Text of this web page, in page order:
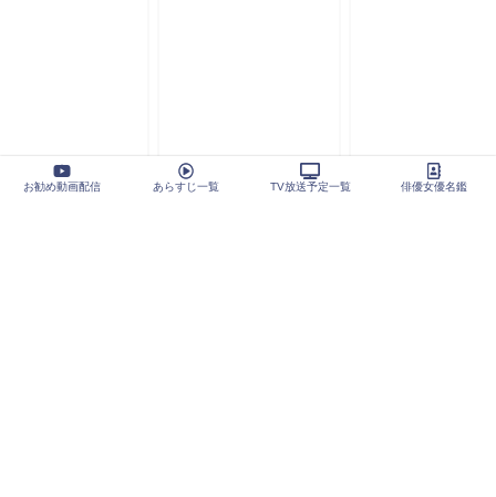
お勧め動画配信 あらすじ一覧 TV放送予定一覧 俳優女優名鑑